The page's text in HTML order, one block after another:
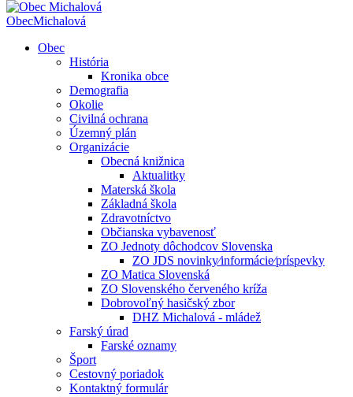
ObecMichalová
Obec
História
Kronika obce
Demografia
Okolie
Civilná ochrana
Územný plán
Organizácie
Obecná knižnica
Aktualitky
Materská škola
Základná škola
Zdravotníctvo
Občianska vybavenosť
ZO Jednoty dôchodcov Slovenska
ZO JDS novinky⁄informácie⁄príspevky
ZO Matica Slovenská
ZO Slovenského červeného kríža
Dobrovoľný hasičský zbor
DHZ Michalová - mládež
Farský úrad
Farské oznamy
Šport
Cestovný poriadok
Kontaktný formulár